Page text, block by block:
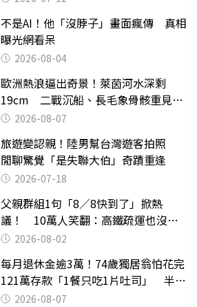
不是AI！他「沒脖子」畫面瘋傳 真相
曝光網看呆
2026-08-04
歐洲熱浪逼出奇景！萊茵河水深剩
19cm 二戰沉船、長毛象骨骸重見天
日 2026-08-07
旅遊變認親！陸男幫台灣遊客拍照
閒聊驚覺「是失聯大伯」奇蹟重逢
2026-07-18
父親群組1句「8／8快到了」掀熱
議！ 10萬人笑翻：高鐵疏運也沒列
父親節
2026-08-02
每月退休金逾3萬！74歲獨居翁怕花完
121萬存款「1餐只吃1片吐司」 半年
後暴瘦嚇壞女兒
2026-08-07